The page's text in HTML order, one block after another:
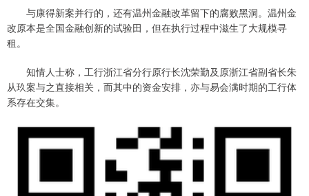
与康得新案并行的，还有温州金融改革留下的腐败黑洞。温州金
改原本是全国金融创新的试验田，但在执行过程中滋生了大规模寻
租。
知情人士称，工行浙江省分行原行长沈荣勤及原浙江省副省长朱
从玖案与之直接相关，而其中的资金安排，亦与易会满时期的工行体
系存在交集。